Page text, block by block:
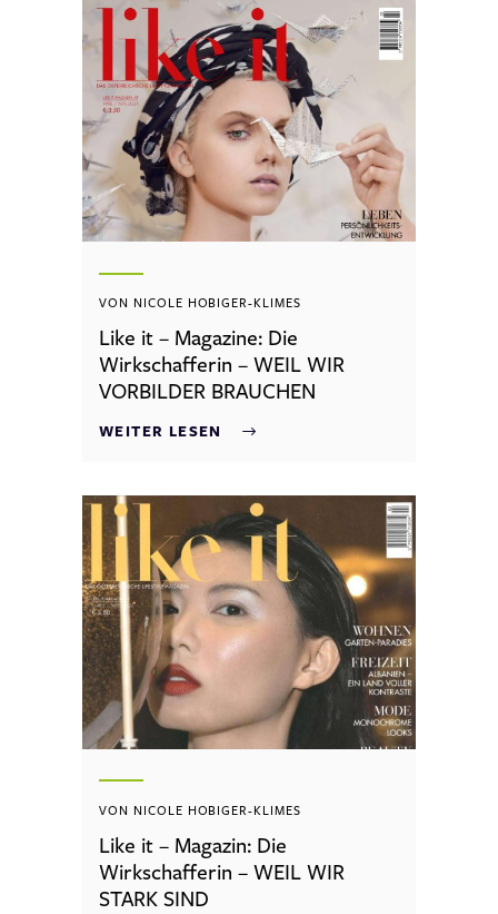
VON NICOLE HOBIGER-KLIMES
Like it – Magazine: Die
Wirkschafferin – WEIL WIR
VORBILDER BRAUCHEN
WEITER LESEN
VON NICOLE HOBIGER-KLIMES
Like it – Magazin: Die
Wirkschafferin – WEIL WIR
STARK SIND